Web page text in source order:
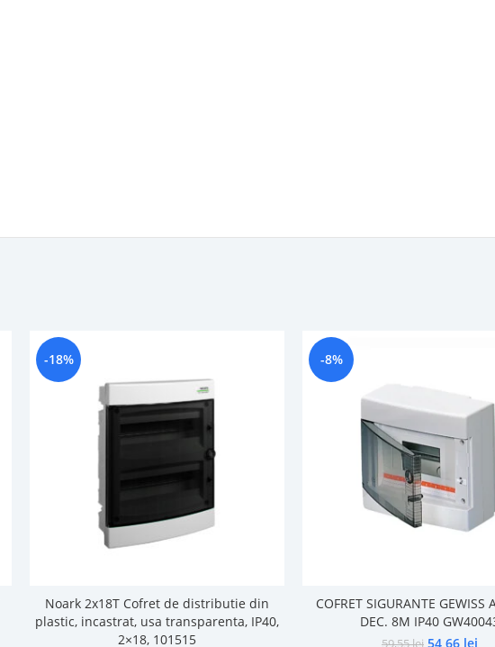
-18%
Noark 2x18T Cofret de distributie din
plastic, incastrat, usa transparenta, IP40,
2×18, 101515
-8%
COFRET SIGURANTE GEWISS
DEC. 8M IP40
59,55lei 54,66 lei